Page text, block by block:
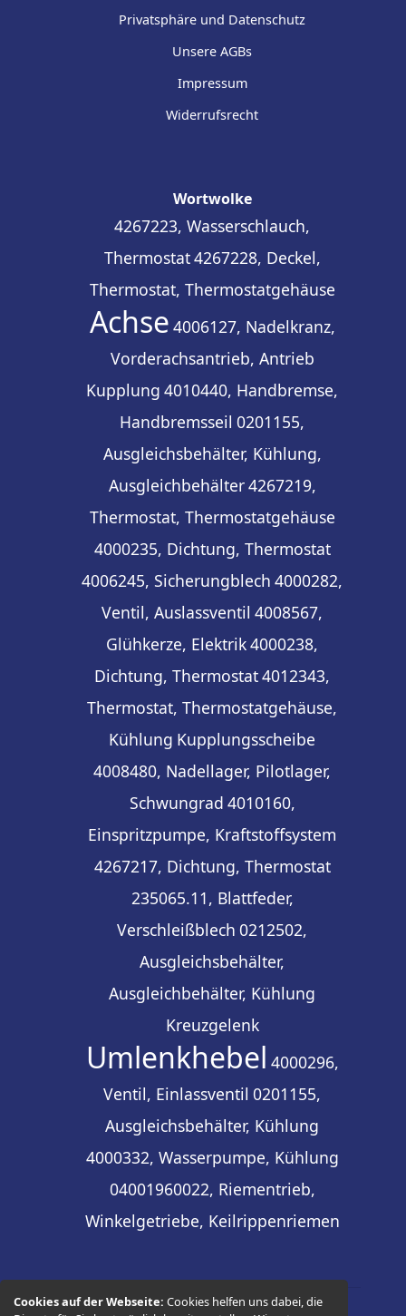
Cookies auf der Webseite:Cookies helfen uns dabei, die
Privatsphäre und Datenschutz
Unsere AGBs
Impressum
Widerrufsrecht
Wortwolke
4267223, Wasserschlauch,
Thermostat4267228, Deckel,
Thermostat, Thermostatgehäuse
Achse 4006127, Nadelkranz,
Vorderachsantrieb, Antrieb
Kupplung 4010440, Handbremse,
Handbremsseil 0201155,
Ausgleichsbehälter, Kühlung,
Ausgleichbehälter4267219,
Thermostat, Thermostatgehäuse
4000235, Dichtung, Thermostat
4006245, Sicherungblech 4000282,
Ventil, Auslassventil 4008567,
Glühkerze, Elektrik4000238,
Dichtung, Thermostat4012343,
Thermostat, Thermostatgehäuse,
Kühlung Kupplungsscheibe
4008480, Nadellager, Pilotlager,
Schwungrad 4010160,
Einspritzpumpe, Kraftstoffsystem
4267217, Dichtung, Thermostat
235065.11, Blattfeder,
Verschleißblech 0212502,
Ausgleichsbehälter,
Ausgleichbehälter, Kühlung
Kreuzgelenk
Umlenkhebel 4000296,
Ventil, Einlassventil 0201155,
Ausgleichsbehälter, Kühlung
4000332, Wasserpumpe, Kühlung
04001960022, Riementrieb,
Winkelgetriebe, Keilrippenriemen